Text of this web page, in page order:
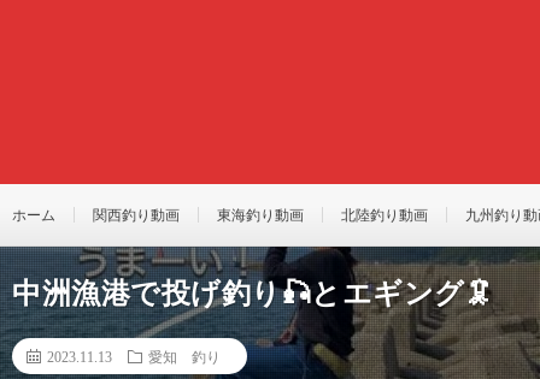
ホーム 関西釣り動画 東海釣り動画 北陸釣り動画 九州釣り
中洲漁港で投げ釣り🎣とエギング🦑
2023.11.13 愛知 釣り